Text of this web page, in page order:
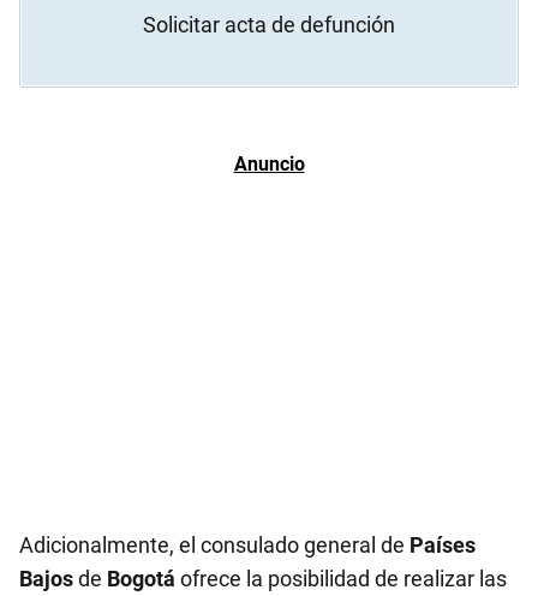
Solicitar acta de defunción
Adicionalmente, el consulado general de Países
Bajosde Bogotá ofrece la posibilidad de realizar las